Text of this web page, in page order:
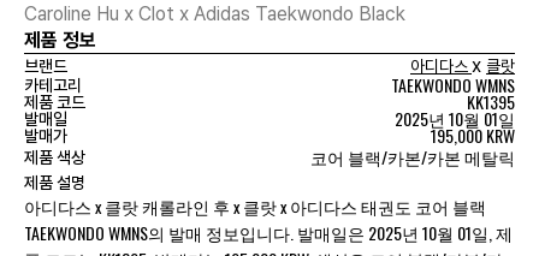
Caroline Hu x Clot x Adidas Taekwondo Black
제품 정보
브랜드 아디다스x 클랏
카테고리
TAEKWONDO WMNS
제품 코드 KK1395
발매일 2025년 10월 01일
발매가 195,000 KRW
제품 색상 코어 블랙/카본/카본 메탈릭
제품 설명
아디다스 x 클랏 캐롤라인 후 x 클랏 x 아디다스 태권도 코어 블랙
TAEKWONDO WMNS의 발매 정보입니다. 발매일은 2025년 10월 01일, 제